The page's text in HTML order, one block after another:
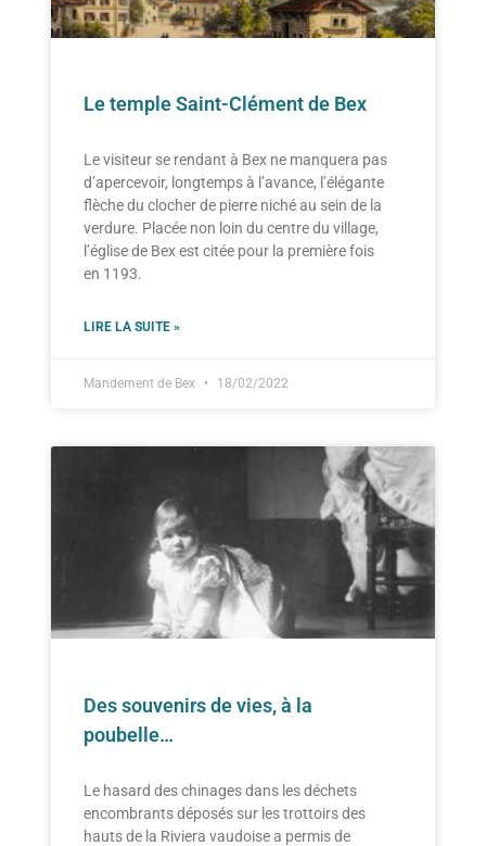
Le temple Saint-Clément de Bex
Le visiteur se rendant à Bex ne manquera pas
d’apercevoir, longtemps à l’avance, l’élégante
flèche du clocher de pierre niché au sein de la
verdure. Placée non loin du centre du village,
l’église de Bex est citée pour la première fois
en 1193.
LIRE LA SUITE »
Mandement de Bex 18/02/2022
Des souvenirs de vies, à la
poubelle…
Le hasard des chinages dans les déchets
encombrants déposés sur les trottoirs des
hauts de la Riviera vaudoise a permis de